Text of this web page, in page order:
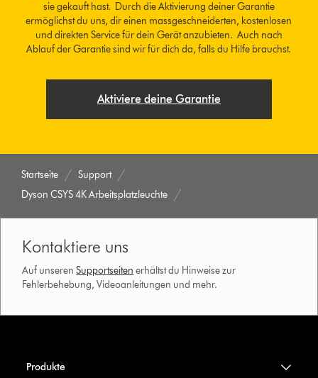
sie gekauft hast. Durch die Aktivierung deiner Garantie
ermöglichst du uns, dir einen massgeschneiderten, kostenlosen
und direkten Service für dein Gerät anzubieten. Auch nach
Ablauf der Garantie sind wir für dich da, falls du Hilfe brauchst.
Aktiviere deine Garantie
Startseite
Support
Dyson CSYS 4K Arbeitsplatzleuchte
Kontaktiere uns
Auf unserenSupportseiten erhältst du Hinweise zur
Fehlerbehebung, Videoanleitungen und mehr.
Produkte